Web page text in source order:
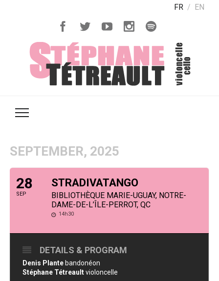
FR EN
SEPTEMBER, 2025
28
SEP
STRADIVATANGO
BIBLIOTHÈQUE MARIE-UGUAY, NOTRE-
DAME-DE-L’ÎLE-PERROT, QC
14h30
DETAILS & PROGRAM
Denis Plante bandonéon
Stéphane Tétreaultvioloncelle